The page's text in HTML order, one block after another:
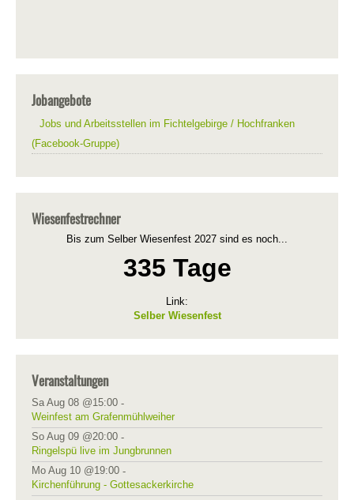
Jobangebote
Jobs und Arbeitsstellen im Fichtelgebirge / Hochfranken
(Facebook-Gruppe)
Wiesenfestrechner
Bis zum Selber Wiesenfest 2027 sind es noch...
335 Tage
Link:
Selber Wiesenfest
Veranstaltungen
Sa Aug 08 @15:00 -
Weinfest am Grafenmühlweiher
So Aug 09 @20:00 -
Ringelspü live im Jungbrunnen
Mo Aug 10 @19:00 -
Kirchenführung - Gottesackerkirche